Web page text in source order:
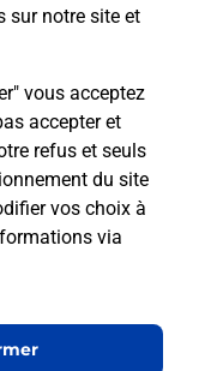
sur notre site et
vous acceptez
accepter et
refus et seuls
du site
vos choix à
via
Saône Lomont